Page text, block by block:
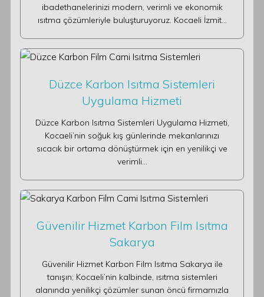
ibadethanelerinizi modern, verimli ve ekonomik
ısıtma çözümleriyle buluşturuyoruz. Kocaeli İzmit…
Düzce Karbon Isıtma Sistemleri
Uygulama Hizmeti
Düzce Karbon Isıtma Sistemleri Uygulama Hizmeti,
Kocaeli’nin soğuk kış günlerinde mekanlarınızı
sıcacık bir ortama dönüştürmek için en yenilikçi ve
verimli…
Güvenilir Hizmet Karbon Film Isıtma
Sakarya
Güvenilir Hizmet Karbon Film Isıtma Sakarya ile
tanışın; Kocaeli’nin kalbinde, ısıtma sistemleri
alanında yenilikçi çözümler sunan öncü firmamızla